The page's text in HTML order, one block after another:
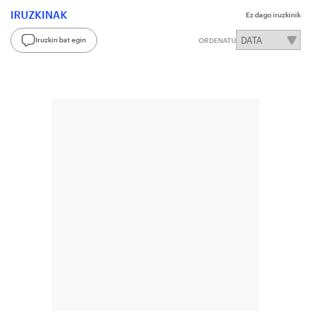
IRUZKINAK Ez dago iruzkinik
Iruzkin bat egin ORDENATU